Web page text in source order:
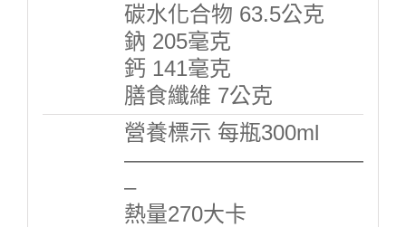
碳水化合物 63.5公克
鈉 205毫克
鈣 141毫克
膳食纖維 7公克
營養標示 每瓶300ml
———————————
–
熱量270大卡